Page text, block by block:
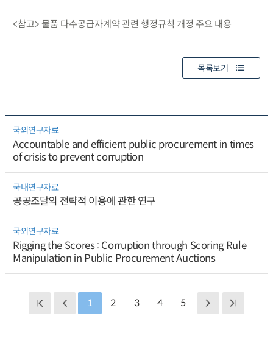
<참고> 물품 다수공급자계약 관련 행정규칙 개정 주요 내용
목록보기
국외연구자료
Accountable and efficient public procurement in times
of crisis to prevent corruption
국내연구자료
공공조달의 전략적 이용에 관한 연구
국외연구자료
Rigging the Scores : Corruption through Scoring Rule
Manipulation in Public Procurement Auctions
1 2 3 4 5